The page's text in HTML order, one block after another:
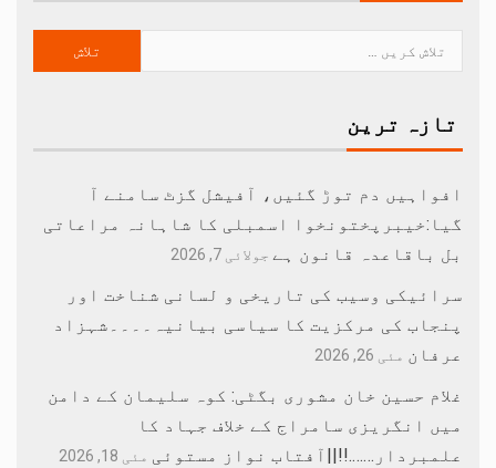
تازہ ترین
افواہیں دم توڑ گئیں، آفیشل گزٹ سامنے آ
گیا:خیبرپختونخوا اسمبلی کا شاہانہ مراعاتی
بل باقاعدہ قانون ہے جولائی 7, 2026
سرائیکی وسیب کی تاریخی و لسانی شناخت اور
پنجاب کی مرکزیت کا سیاسی بیانیہ۔۔۔۔شہزاد
عرفان مئی 26, 2026
غلام حسین خان مشوری بگٹی: کوہ سلیمان کے دامن
میں انگریزی سامراج کے خلاف جہاد کا
علمبردار…….!!||آفتاب نواز مستوئی مئی 18, 2026